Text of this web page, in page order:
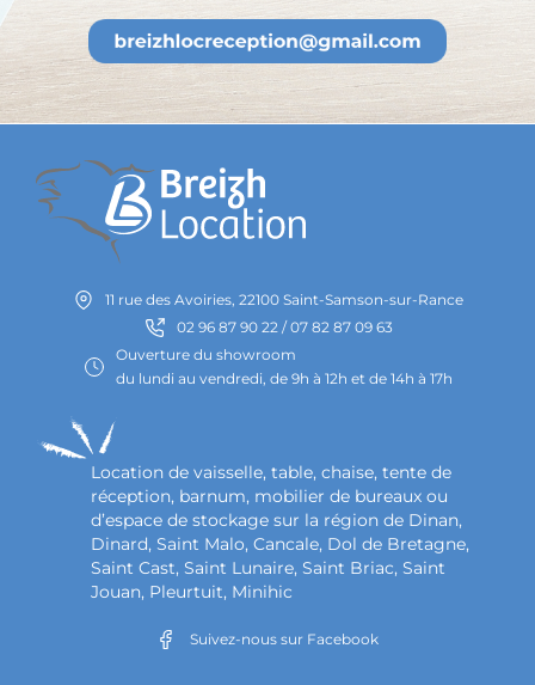
11 rue des Avoiries, 22100 Saint-Samson-sur-Rance
02 96 87 90 22 / 07 82 87 09 63
Ouverture du showroom
du lundi au vendredi, de 9h à 12h et de 14h à 17h
Location de vaisselle, table, chaise, tente de
réception, barnum, mobilier de bureaux ou
d’espace de stockage sur la région de Dinan,
Dinard, Saint Malo, Cancale, Dol de Bretagne,
Saint Cast, Saint Lunaire, Saint Briac, Saint
Jouan, Pleurtuit, Minihic
Suivez-nous sur Facebook